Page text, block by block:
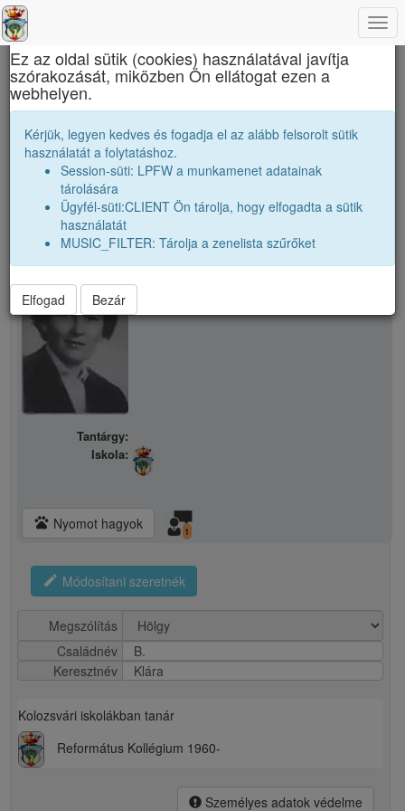
Református Kollégium
Tanári kar B. Klára
folder_shared
B. Klára
Tantárgy:
Iskola:
pets Nyomot hagyok 1
edit Módosítani szeretnék
Megszólítás
Családnév
B.
Keresztnév
Klára
Kolozsvári iskolákban tanár
Református Kollégium 1960-
Személyes adatok védelme
×
Ez az oldal sütik (cookies) használatával javítja
szórakozását, miközben Ön ellátogat ezen a
webhelyen.
Kérjük, legyen kedves és fogadja el az alább felsorolt sütik
használatát a folytatáshoz.
Session-süti: LPFW a munkamenet adatainak
tárolására
Ügyfél-süti:CLIENT Ön tárolja, hogy elfogadta a sütik
használatát
MUSIC_FILTER: Tárolja a zenelista szűrőket
Elfogad Bezár